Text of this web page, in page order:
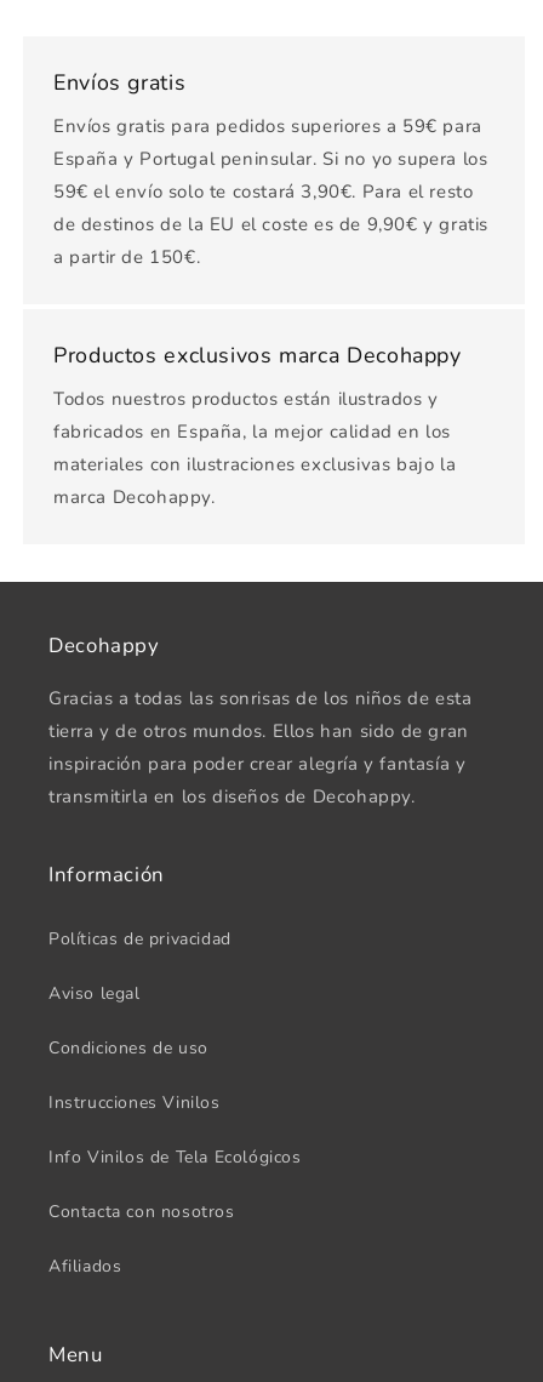
Envíos gratis
Envíos gratis para pedidos superiores a 59€ para
España y Portugal peninsular. Si no yo supera los
59€ el envío solo te costará 3,90€. Para el resto
de destinos de la EU el coste es de 9,90€ y gratis
a partir de 150€.
Productos exclusivos marca Decohappy
Todos nuestros productos están ilustrados y
fabricados en España, la mejor calidad en los
materiales con ilustraciones exclusivas bajo la
marca Decohappy.
Decohappy
Gracias a todas las sonrisas de los niños de esta
tierra y de otros mundos. Ellos han sido de gran
inspiración para poder crear alegría y fantasía y
transmitirla en los diseños de Decohappy.
Información
Políticas de privacidad
Aviso legal
Condiciones de uso
Instrucciones Vinilos
Info Vinilos de Tela Ecológicos
Contacta con nosotros
Afiliados
Menu